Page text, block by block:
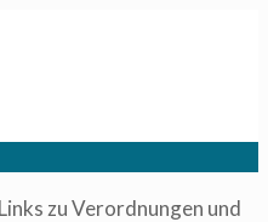
zu Verordnungen und